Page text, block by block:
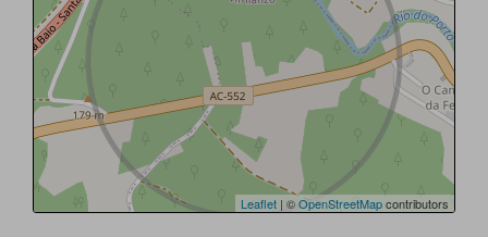
Leaflet | ©OpenStreetMapcontributors